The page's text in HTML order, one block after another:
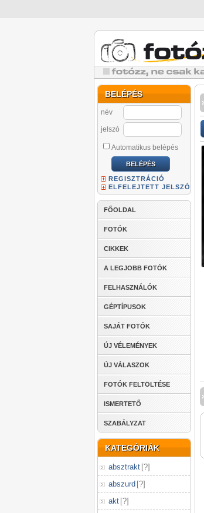
BELÉPÉS
név
jelszó
Automatikus belépés
REGISZTRÁCIÓ
ELFELEJTETT JELSZÓ
FŐOLDAL
FOTÓK
CIKKEK
A LEGJOBB FOTÓK
FELHASZNÁLÓK
GÉPTÍPUSOK
SAJÁT FOTÓK
ÚJ VÉLEMÉNYEK
ÚJ VÁLASZOK
FOTÓK FELTÖLTÉSE
ISMERTETŐ
SZABÁLYZAT
KATEGÓRIÁK
absztrakt [?]
abszurd [?]
akt [?]